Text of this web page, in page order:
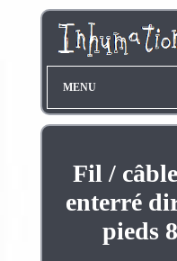
MENU
Fil /
enterré
pieds